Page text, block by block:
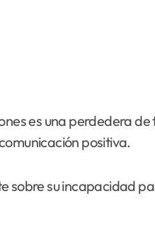
es una perdedera
positiva.
sobre su incapacidad